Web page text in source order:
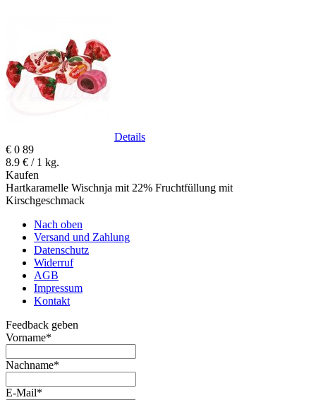
Details
€ 0 89
8.9 € / 1 kg.
Kaufen
Hartkaramelle Wischnja mit 22% Fruchtfüllung mit
Kirschgeschmack
Nach oben
Versand und Zahlung
Datenschutz
Widerruf
AGB
Impressum
Kontakt
Feedback geben
Vorname*
Nachname*
E-Mail*